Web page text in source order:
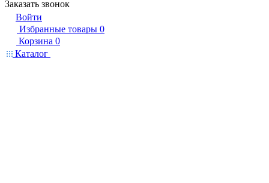
Заказать звонок
Войти
Избранные товары 0
Корзина 0
Каталог